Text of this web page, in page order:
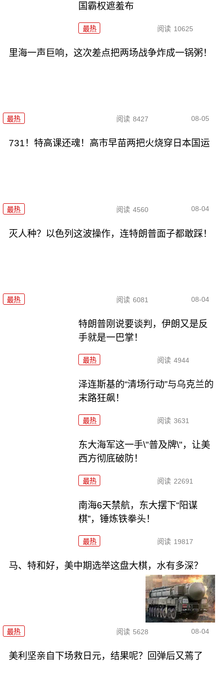
国霸权遮羞布
最热 阅读 10625
里海一声巨响，这次差点把两场战争炸成一锅粥！
最热 阅读 8427 08-05
731！特高课还魂！高市早苗两把火烧穿日本国运
最热 阅读 4560 08-04
灭人种？以色列这波操作，连特朗普面子都敢踩！
最热 阅读 6081 08-04
特朗普刚说要谈判，伊朗又是反
手就是一巴掌！
最热 阅读 4944
泽连斯基的“清场行动”与乌克兰的
末路狂飙！
最热 阅读 3631
东大海军这一手\"普及牌\"，让美
西方彻底破防！
最热 阅读 22691
南海6天禁航，东大摆下“阳谋
棋”，锤炼铁拳头！
最热 阅读 19817
马、特和好，美中期选举这盘大棋，水有多深？
最热 阅读 5628 08-04
美利坚亲自下场救日元，结果呢？回弹后又蔫了